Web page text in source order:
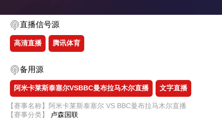
直播信号源
高清直播 腾讯体育
备用源
阿米卡莱斯泰塞尔VSBBC曼布拉马木尔直播 文字直播
【赛事名称】阿米卡莱斯泰塞尔 VS BBC曼布拉马木尔直播
【赛事分类】
卢森国联